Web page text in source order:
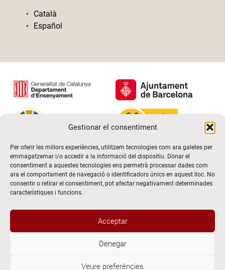
Gestionar el consentiment
Per oferir les millors experiències, utilitzem tecnologies com ara galetes per
emmagatzemar i/o accedir a la informació del dispositiu. Donar el
consentiment a aquestes tecnologies ens permetrà processar dades com
ara el comportament de navegació o identificadors únics en aquest lloc. No
consentir o retirar el consentiment, pot afectar negativament determinades
característiques i funcions.
Acceptar
Denegar
Veure preferències
Català
Español
@2026 Escola de teatre El Timbal. Tots els drets reservats
Avís Legal
Hola! Voldria més informació / Querría